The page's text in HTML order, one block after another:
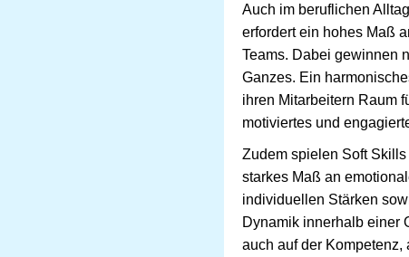
Auch im beruflichen
erfordert ein hohes Maß
Teams. Dabei gewinnen
Ganzes. Ein
ihren Mitarbeitern Raum
motiviertes und
Zudem spielen Soft
starkes Maß an
individuellen Stärken
Dynamik innerhalb einer
auch auf der Kompetenz,